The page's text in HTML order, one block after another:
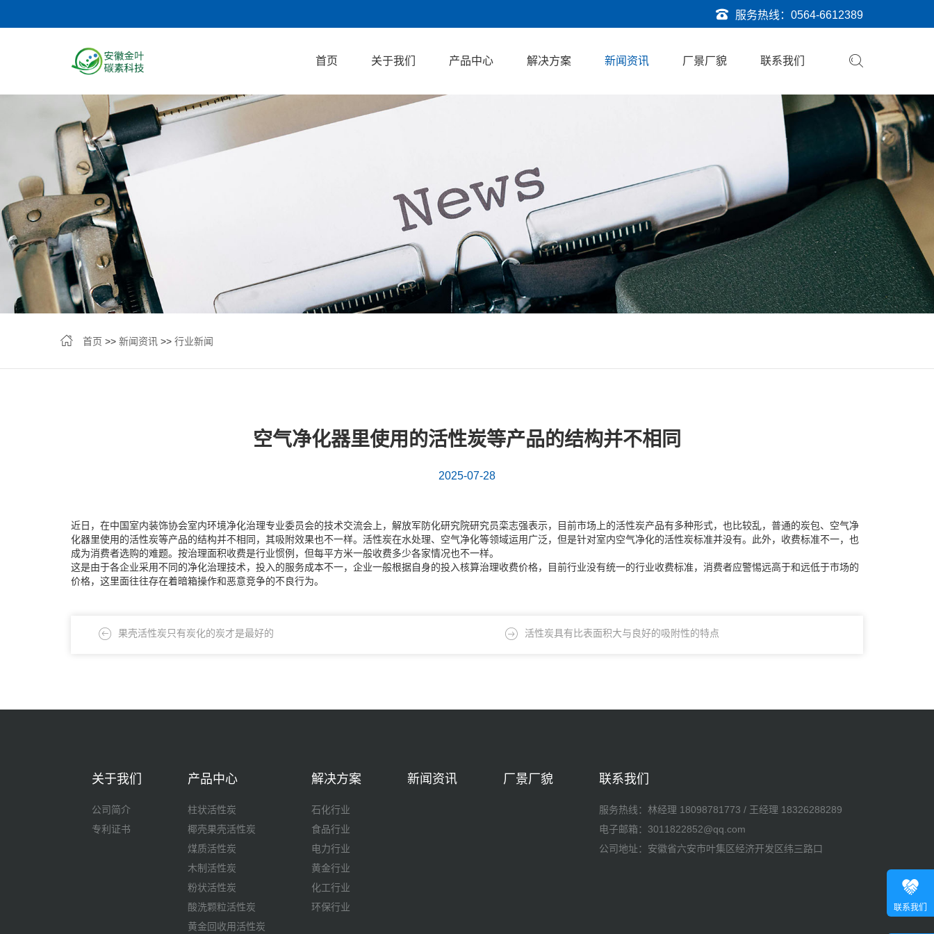
服务热线： 0564-6612389
首页 关于我们 产品中心 解决方案 新闻资讯 厂景厂貌 联系我们
首页 >> 新闻资讯 >> 行业新闻
空气净化器里使用的活性炭等产品的结构并不相同
2025-07-28
近日，在中国室内装饰协会室内环境净化治理专业委员会的技术交流会上，解放军防化研究院研究员栾志强表示，目前市场上的活性炭产品有多种形式，也比较乱，普通的炭包、空气净
化器里使用的活性炭等产品的结构并不相同，其吸附效果也不一样。 活性炭在水处理、空气净化等领域运用广泛，但是针对室内空气净化的活性炭标准并没有。此外，收费标准不一，也
成为消费者选购的难题。按治理面积收费是行业惯例，但每平方米一般收费多少各家情况也不一样。
这是由于各企业采用不同的净化治理技术，投入的服务成本不一，企业一般根据自身的投入核算治理收费价格，目前行业没有统一的行业收费标准，消费者应警惕远高于和远低于市场的
价格，这里面往往存在着暗箱操作和恶意竞争的不良行为。
果壳活性炭只有炭化的炭才是最好的 活性炭具有比表面积大与良好的吸附性的特点
关于我们
公司简介
专利证书
产品中心
柱状活性炭
椰壳果壳活性炭
煤质活性炭
木制活性炭
粉状活性炭
酸洗颗粒活性炭
黄金回收用活性炭
解决方案
石化行业
食品行业
电力行业
黄金行业
化工行业
环保行业
新闻资讯 厂景厂貌 联系我们
服务热线： 林经理 18098781773 / 王经理 18326288289
电子邮箱：3011822852@qq.com
公司地址：安徽省六安市叶集区经济开发区纬三路口
联系我们